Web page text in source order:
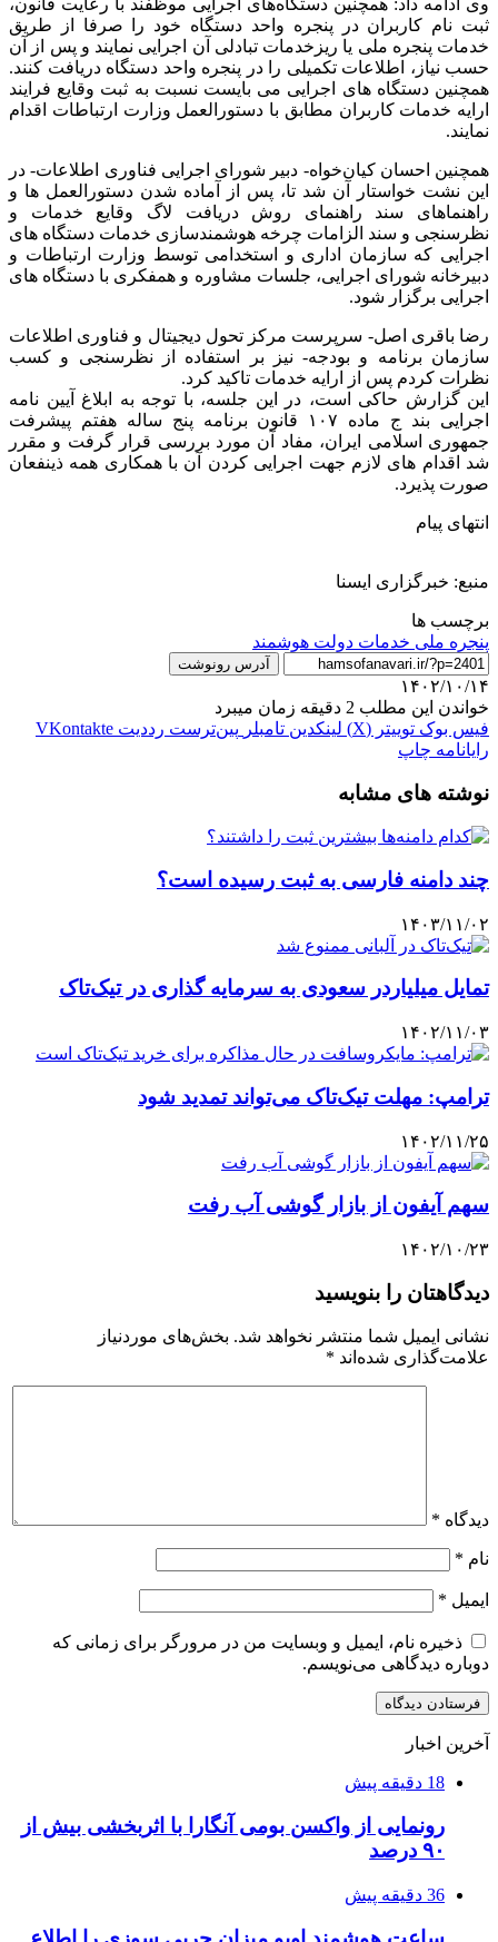
ثبت نام کاربران در پنجره واحد دستگاه خود را صرفا از طریق
خدمات پنجره ملی یا ریزخدمات تبادلی آن اجرایی نمایند و پس از آن
حسب نیاز، اطلاعات تکمیلی را در پنجره واحد دستگاه دریافت کنند.
همچنین دستگاه های اجرایی می بایست نسبت به ثبت وقایع فرایند
ارایه خدمات کاربران مطابق با دستورالعمل وزارت ارتباطات اقدام
نمایند.
همچنین احسان کیان‌خواه- دبیر شورای اجرایی فناوری اطلاعات- در
این نشت خواستار آن شد تا، پس از آماده شدن دستورالعمل ها و
راهنماهای سند راهنمای روش دریافت لاگ وقایع خدمات و
نظرسنجی و سند الزامات چرخه هوشمندسازی خدمات دستگاه های
اجرایی که سازمان اداری و استخدامی توسط وزارت ارتباطات و
دبیرخانه شورای اجرایی، جلسات مشاوره و همفکری با دستگاه های
اجرایی برگزار شود.
رضا باقری اصل- سرپرست مرکز تحول دیجیتال و فناوری اطلاعات
سازمان برنامه و بودجه- نیز بر استفاده از نظرسنجی و کسب
نظرات کردم پس از ارایه خدمات تاکید کرد.
این گزارش حاکی است، در این جلسه، با توجه به ابلاغ آیین نامه
اجرایی بند ج ماده ۱۰۷ قانون برنامه پنج ساله هفتم پیشرفت
جمهوری اسلامی ایران، مفاد آن مورد بررسی قرار گرفت و مقرر
شد اقدام های لازم جهت اجرایی کردن آن با همکاری همه ذینفعان
صورت پذیرد.
انتهای پیام
منبع: خبرگزاری ایسنا
برچسب ها
پنجره ملی خدمات دولت هوشمند
آدرس رونوشت
۱۴۰۲/۱۰/۱۴
خواندن این مطلب 2 دقیقه زمان میبرد
فیس بوک توییتر (X) لینکدین ‫تامبلر ‫پین‌ترست ‫رددیت ‫VKontakte
رایانامه چاپ
نوشته های مشابه
چند دامنه فارسی به ثبت رسیده است؟
۱۴۰۳/۱۱/۰۲
تمایل میلیاردر سعودی به سرمایه گذاری در تیک‌تاک
۱۴۰۲/۱۱/۰۳
ترامپ: مهلت تیک‌تاک می‌تواند تمدید شود
۱۴۰۲/۱۱/۲۵
سهم آیفون از بازار گوشی‌ آب رفت
۱۴۰۲/۱۰/۲۳
دیدگاهتان را بنویسید
نشانی ایمیل شما منتشر نخواهد شد. بخش‌های موردنیاز
علامت‌گذاری شده‌اند *
دیدگاه *
نام *
ایمیل *
ذخیره نام، ایمیل و وبسایت من در مرورگر برای زمانی که
دوباره دیدگاهی می‌نویسم.
آخرین اخبار
18 دقیقه پیش
رونمایی از واکسن بومی آنگارا با اثربخشی بیش از
۹۰ درصد
36 دقیقه پیش